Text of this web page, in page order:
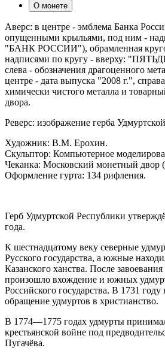
О монете
Аверс: в центре - эмблема Банка
опущенными крыльями, под ним -
"БАНК РОССИИ"), обрамленная
надписями по кругу - вверху:
слева - обозначения драгоценного
центре - дата выпуска "2008 г.",
химически чистого металла и
двора.
Реверс: изображение герба
Художник: В.М. Ерохин.
Скульптор: Компьютерное
Чеканка: Московский монетный
Оформление гурта: 134 рифления.
Герб Удмуртской Республики
года.
К шестнадцатому веку северные
Русского государства, а южные
Казанского ханства. После
произошло вхождение и южных
Российского государства. В 1731 году
обращение удмуртов в христианство.
В 1774—1775 годах удмурты
крестьянской войне под
Пугачёва.